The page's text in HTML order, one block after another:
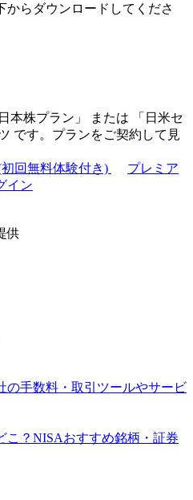
からダウンロードしてくださ
日本株プラン 」 または 「 日米セ
です。プランをご契約して見
回無料体験付き)
プレミア
イン
供
の手数料・取引ツールやサービ
こ？NISAおすすめ銘柄・証券